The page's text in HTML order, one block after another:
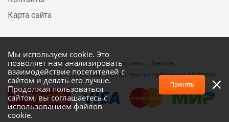
Мы используем cookie. Это
позволяет нам анализировать
взаимодействие посетителей с
сайтом и делать его лучше.
Продолжая пользоваться
сайтом, вы соглашаетесь с
использованием файлов
cookie.
Принять
Карта сайта
© DirectElectric, 2026, все права защищены. Данные,
опубликованные на этом сайте не являются публичной офертой.